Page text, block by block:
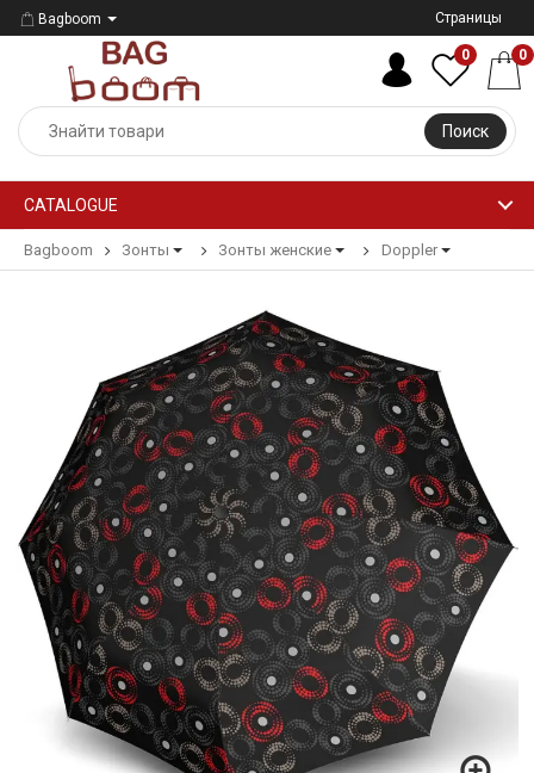
Bagboom Страницы
Поиск
0 0
CATALOGUE
Bagboom Зонты Зонты женские Doppler